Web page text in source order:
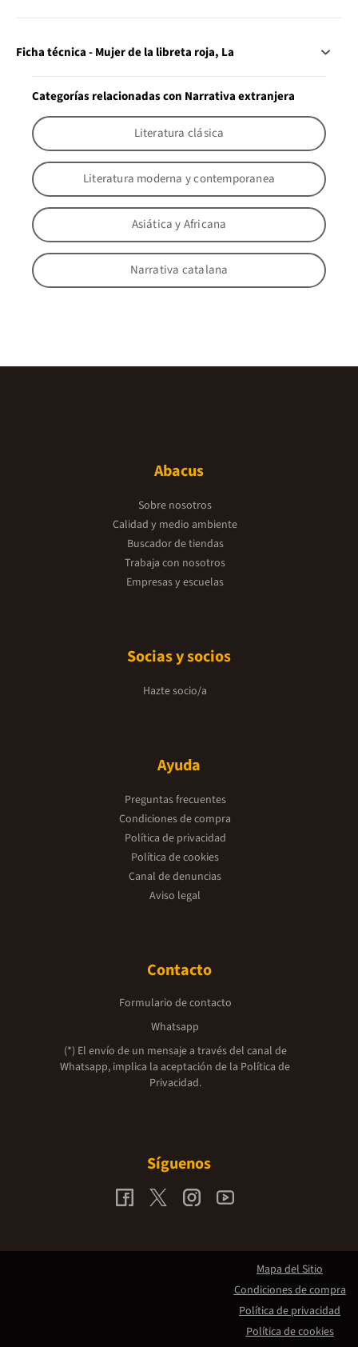
Ficha técnica - Mujer de la libreta roja, La
Categorías relacionadas con Narrativa extranjera
Literatura clásica
Literatura moderna y contemporanea
Asiática y Africana
Narrativa catalana
Abacus
Sobre nosotros
Calidad y medio ambiente
Buscador de tiendas
Trabaja con nosotros
Empresas y escuelas
Socias y socios
Hazte socio/a
Ayuda
Preguntas frecuentes
Condiciones de compra
Política de privacidad
Política de cookies
Canal de denuncias
Aviso legal
Contacto
Formulario de contacto
Whatsapp
(*) El envío de un mensaje a través del canal de
Whatsapp, implica la aceptación de la Política de
Privacidad.
Síguenos
Mapa del Sitio
Condiciones de compra
Política de privacidad
Política de cookies